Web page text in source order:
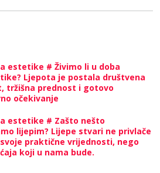
estetike # Živimo li u doba
Ljepota je postala društvena
tržišna prednost i gotovo
očekivanje
estetike # Zašto nešto
lijepim? Lijepe stvari ne privlače
praktične vrijednosti, nego
koji u nama bude.